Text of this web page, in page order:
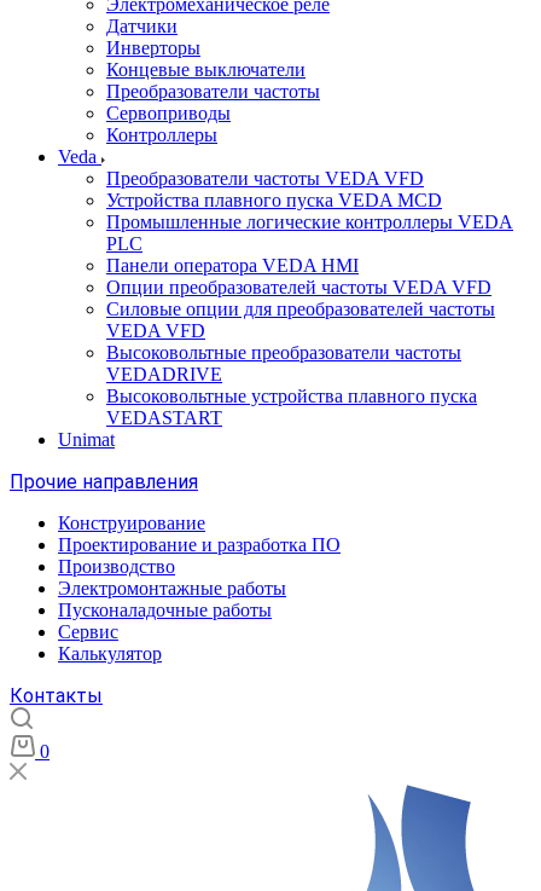
Электромеханическое реле
Датчики
Инверторы
Концевые выключатели
Преобразователи частоты
Сервоприводы
Контроллеры
Veda
Преобразователи частоты VEDA VFD
Устройства плавного пуска VEDA MCD
Промышленные логические контроллеры VEDA
PLC
Панели оператора VEDA HMI
Опции преобразователей частоты VEDA VFD
Силовые опции для преобразователей частоты
VEDA VFD
Высоковольтные преобразователи частоты
VEDADRIVE
Высоковольтные устройства плавного пуска
VEDASTART
Unimat
Прочие направления
Конструирование
Проектирование и разработка ПО
Производство
Электромонтажные работы
Пусконаладочные работы
Сервис
Калькулятор
Контакты
0